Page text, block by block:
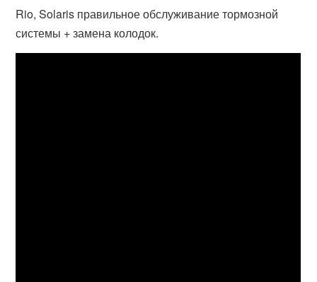
Rio, Solaris правильное обслуживание тормозной
системы + замена колодок.